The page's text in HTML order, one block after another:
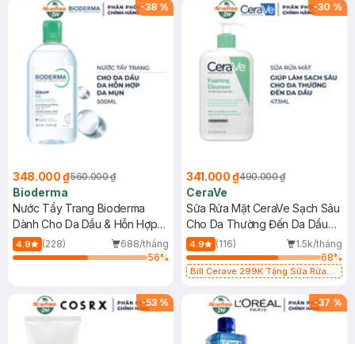
-38 %
348.000 ₫560.000 ₫
Bioderma
Nước Tẩy Trang Bioderma
Dành Cho Da Dầu & Hỗn Hợp
500ml
4.9 (228)
688/tháng
56%
-30 %
341.000 ₫490.000 ₫
CeraVe
Sữa Rửa Mặt CeraVe Sạch Sâu
Cho Da Thường Đến Da Dầu
473ml
4.9 (116)
1.5k/tháng
68%
Bill Cerave 299K Tặng Sữa Rửa
-53 % -37 %